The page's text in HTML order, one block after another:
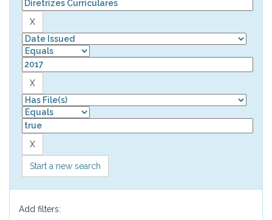
Start a new search
Add filters: